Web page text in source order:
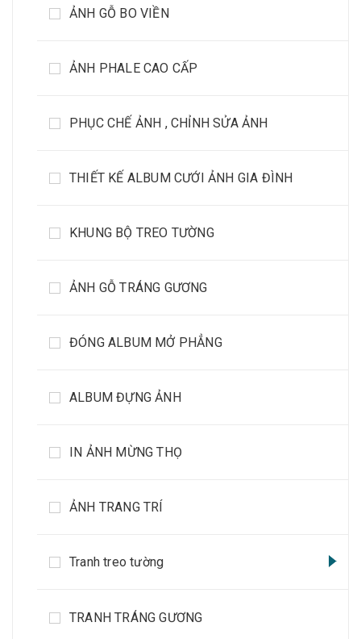
ẢNH GỖ BO VIỀN
ẢNH PHALE CAO CẤP
PHỤC CHẾ ẢNH , CHỈNH SỬA ẢNH
THIẾT KẾ ALBUM CƯỚI ẢNH GIA ĐÌNH
KHUNG BỘ TREO TƯỜNG
ẢNH GỖ TRÁNG GƯƠNG
ĐÓNG ALBUM MỞ PHẲNG
ALBUM ĐỰNG ẢNH
IN ẢNH MỪNG THỌ
ẢNH TRANG TRÍ
Tranh treo tường
TRANH TRÁNG GƯƠNG